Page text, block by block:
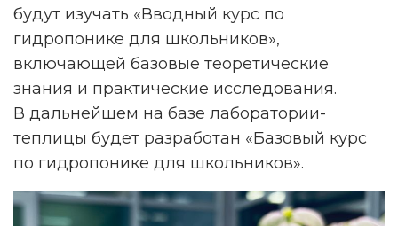
будут изучать «Вводный курс по
гидропонике для школьников»,
включающей базовые теоретические
знания и практические исследования.
В дальнейшем на базе лаборатории-
теплицы будет разработан «Базовый курс
по гидропонике для школьников».